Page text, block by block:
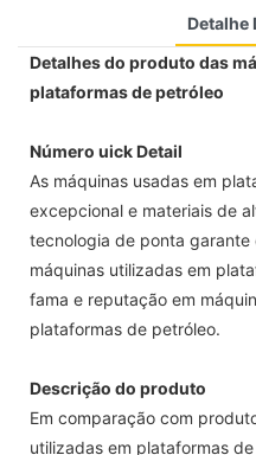
Detalhe
Detalhes do produto das
plataformas de petróleo
Número uick Detail
As máquinas usadas em
excepcional e materiais de
tecnologia de ponta garante
máquinas utilizadas em
fama e reputação em
plataformas de petróleo.
Descrição do produto
Em comparação com
utilizadas em plataformas